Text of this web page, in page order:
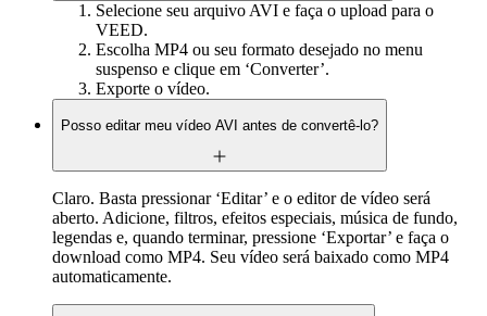
Selecione seu arquivo AVI e faça o upload para o
VEED.
Escolha MP4 ou seu formato desejado no menu
suspenso e clique em ‘Converter’.
Exporte o vídeo.
Posso editar meu vídeo AVI antes de convertê-lo?
Claro. Basta pressionar ‘Editar’ e o editor de vídeo será
aberto. Adicione, filtros, efeitos especiais, música de fundo,
legendas e, quando terminar, pressione ‘Exportar’ e faça o
download como MP4. Seu vídeo será baixado como MP4
automaticamente.